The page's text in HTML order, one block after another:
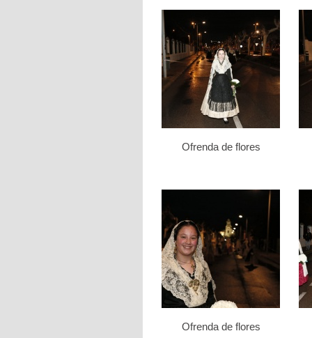
Ofrenda de flores
Ofrenda de flores